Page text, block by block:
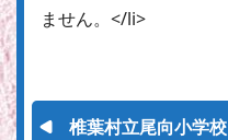
ません。</li>
椎葉村立尾向小学校